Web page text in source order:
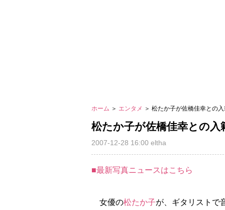
ホーム ＞ エンタメ ＞ 松たか子が佐橋佳幸との
松たか子が佐橋佳幸との入
2007-12-28 16:00 eltha
■最新写真ニュースはこちら
女優の松たか子が、ギタリストで